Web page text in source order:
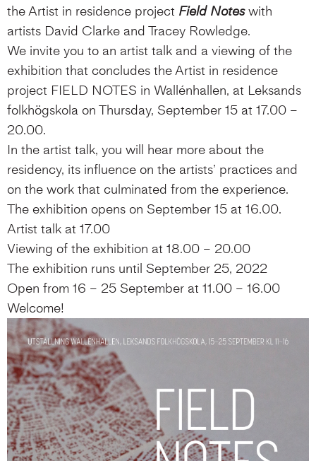
the Artist in residence project Field Noteswith
artists David Clarke and Tracey Rowledge.
We invite you to an artist talk and a viewing of the
exhibition that concludes the Artist in residence
project FIELD NOTES in Wallénhallen, at Leksands
folkhögskola on Thursday, September 15 at 17.00 –
20.00.
In the artist talk, you will hear more about the
residency, its influence on the artists’ practices and
on the work that culminated from the experience.
The exhibition opens on September 15 at 16.00.
Artist talk at 17.00
Viewing of the exhibition at 18.00 – 20.00
The exhibition runs until September 25, 2022
Open from 16 – 25 September at 11.00 – 16.00
Welcome!